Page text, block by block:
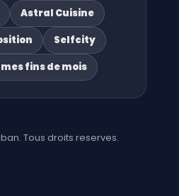
Astral Cuisine
Selfcity
fins de mois
Tous droits reserves.